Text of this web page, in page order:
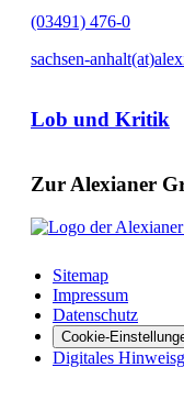
(03491) 476-0
sachsen-
Lob und Kritik
Zur Alexianer
Sitemap
Impressum
Datenschutz
Cookie-
Digitales